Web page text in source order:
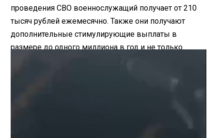
проведения СВО военнослужащий получает от 210
тысяч рублей ежемесячно. Также они получают
дополнительные стимулирующие выплаты в
размере до одного миллиона в год и не только.